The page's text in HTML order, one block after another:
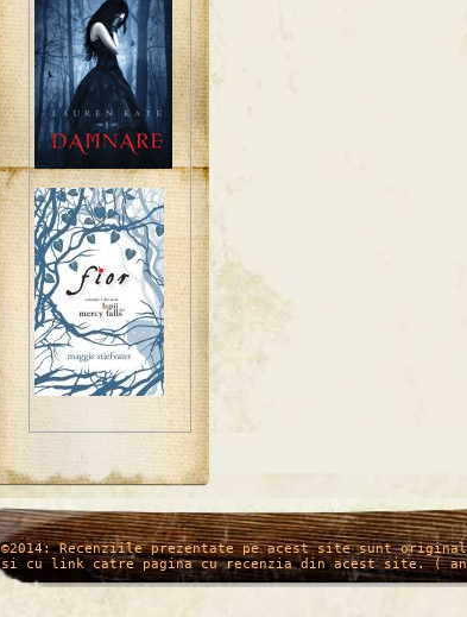
/* */
©2014: Recenziile prezentate pe acest site sunt
si cu link catre pagina cu recenzia din acest site. (